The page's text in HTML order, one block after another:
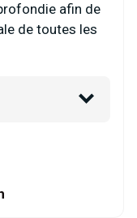
afin de
de toutes les